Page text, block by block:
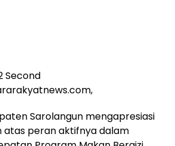
Second
Sarolangun mengapresiasi
atas peran aktifnya dalam